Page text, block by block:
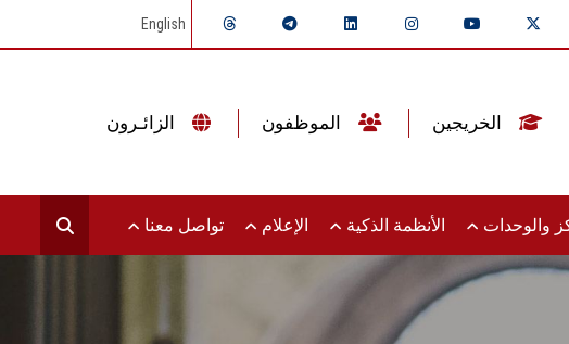
English
والوحدات الأنظمة الذكية الإعلام تواصل معنا